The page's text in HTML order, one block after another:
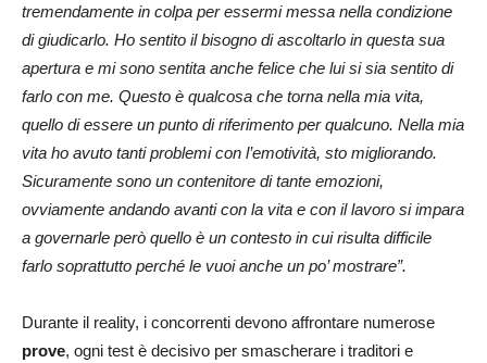
tremendamente in colpa per essermi messa nella condizione
di giudicarlo. Ho sentito il bisogno di ascoltarlo in questa sua
apertura e mi sono sentita anche felice che lui si sia sentito di
farlo con me. Questo è qualcosa che torna nella mia vita,
quello di essere un punto di riferimento per qualcuno. Nella mia
vita ho avuto tanti problemi con l’emotività, sto migliorando.
Sicuramente sono un contenitore di tante emozioni,
ovviamente andando avanti con la vita e con il lavoro si impara
a governarle però quello è un contesto in cui risulta difficile
farlo soprattutto perché le vuoi anche un po’ mostrare”.
Durante il reality, i concorrenti devono affrontare numerose
prove, ogni test è decisivo per smascherare i traditori e